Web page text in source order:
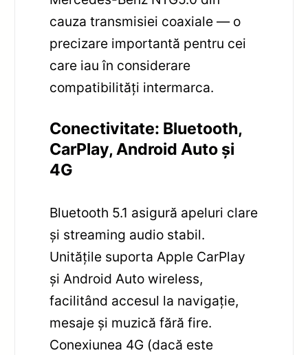
cauza transmisiei coaxiale — o
precizare importantă pentru cei
care iau în considerare
compatibilități intermarca.
Conectivitate: Bluetooth,
CarPlay, Android Auto și
4G
Bluetooth 5.1 asigură apeluri clare
și streaming audio stabil.
Unitățile suporta Apple CarPlay
și Android Auto wireless,
facilitând accesul la navigație,
mesaje și muzică fără fire.
Conexiunea 4G (dacă este